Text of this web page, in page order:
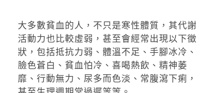
大多數貧血的人，不只是寒性體質，其代謝
活動力也比較虛弱，甚至會經常出現以下徵
狀，包括抵抗力弱、體溫不足、手腳冰冷、
臉色蒼白、貧血怕冷、喜喝熱飲、精神萎
靡、行動無力、尿多而色淡、常腹瀉下痢，